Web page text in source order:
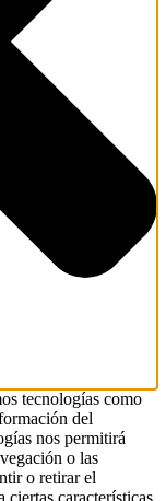
tecnologías como
del
nos permitirá
o las
o retirar el